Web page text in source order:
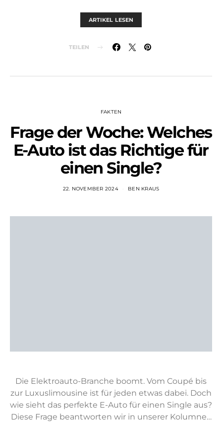
ARTIKEL LESEN
TEILEN
FAKTEN
Frage der Woche: Welches
E-Auto ist das Richtige für
einen Single?
22. NOVEMBER 2024 BEN KRAUS
Die Elektroauto-Branche boomt. Vom Coupé bis
zur Luxuslimousine ist für jeden etwas dabei. Doch
wie sieht das perfekte E-Auto für einen Single aus?
Diese Frage beantworten wir in unserer Kolumne…